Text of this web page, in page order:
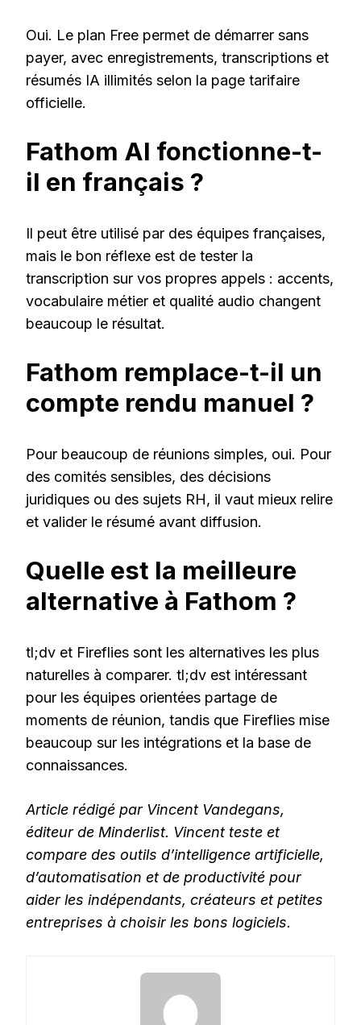
Oui. Le plan Free permet de démarrer sans
payer, avec enregistrements, transcriptions et
résumés IA illimités selon la page tarifaire
officielle.
Fathom AI fonctionne-t-
il en français ?
Il peut être utilisé par des équipes françaises,
mais le bon réflexe est de tester la
transcription sur vos propres appels : accents,
vocabulaire métier et qualité audio changent
beaucoup le résultat.
Fathom remplace-t-il un
compte rendu manuel ?
Pour beaucoup de réunions simples, oui. Pour
des comités sensibles, des décisions
juridiques ou des sujets RH, il vaut mieux relire
et valider le résumé avant diffusion.
Quelle est la meilleure
alternative à Fathom ?
tl;dv et Fireflies sont les alternatives les plus
naturelles à comparer. tl;dv est intéressant
pour les équipes orientées partage de
moments de réunion, tandis que Fireflies mise
beaucoup sur les intégrations et la base de
connaissances.
Article rédigé par Vincent Vandegans,
éditeur de Minderlist. Vincent teste et
compare des outils d’intelligence artificielle,
d’automatisation et de productivité pour
aider les indépendants, créateurs et petites
entreprises à choisir les bons logiciels.